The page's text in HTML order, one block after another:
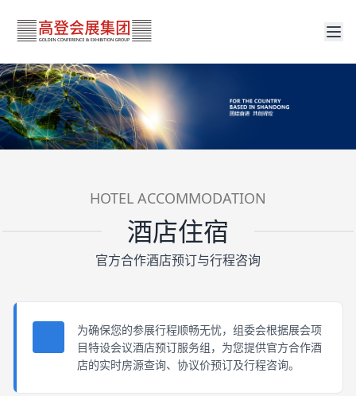
HOTEL ACCOMMODATION
酒店住宿
官方合作酒店预订与行程咨询
为确保您的参展行程顺畅无忧，组委会根据展会项
目特设会议酒店预订服务组，为您提供官方合作酒
店的实时房源查询、协议价预订及行程咨询。